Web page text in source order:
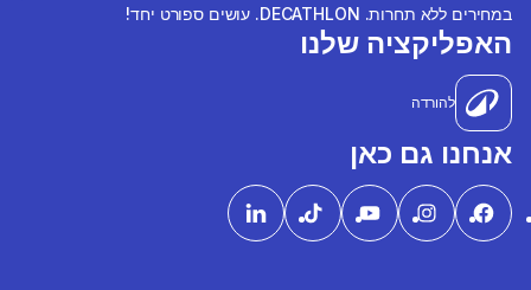
במחירים ללא תחרות. DECATHLON. עושים ספורט יחד!
האפליקציה שלנו
להורדה
אנחנו גם כאן